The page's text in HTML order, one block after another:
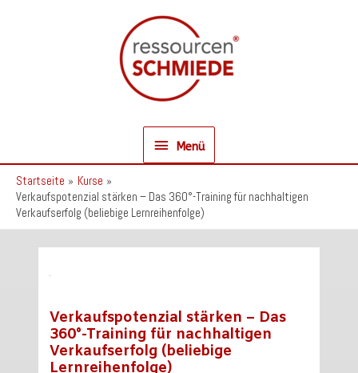
Menü
Menü
Startseite
Kurse
Verkaufspotenzial stärken – Das 360°-Training für nachhaltigen
Verkaufserfolg (beliebige Lernreihenfolge)
Verkaufspotenzial stärken – Das
360°-Training für nachhaltigen
Verkaufserfolg (beliebige
Lernreihenfolge)